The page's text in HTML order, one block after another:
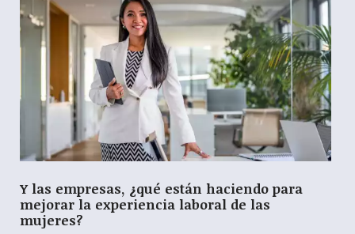
Y las empresas, ¿qué están haciendo para
mejorar la experiencia laboral de las
mujeres?